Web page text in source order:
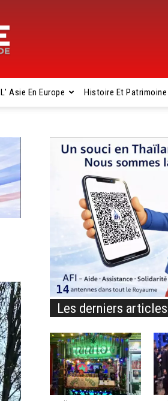
L’ Asie En Europe Histoire Et Patrimoine
Les derniers articles